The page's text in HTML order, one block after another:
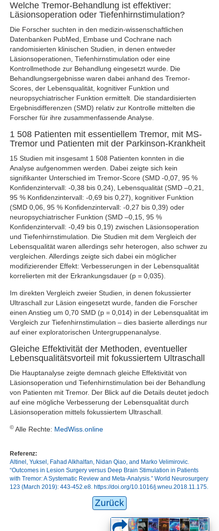
Welche Tremor-Behandlung ist effektiver:
Läsionsoperation oder Tiefenhirnstimulation?
Die Forscher suchten in den medizin-wissenschaftlichen
Datenbanken PubMed, Embase und Cochrane nach
randomisierten klinischen Studien, in denen entweder
Läsionsoperationen, Tiefenhirnstimulation oder eine
Kontrollmethode zur Behandlung eingesetzt wurde. Die
Behandlungsergebnisse waren dabei anhand des Tremor-
Scores, der Lebensqualität, kognitiver Funktion und
neuropsychiatrischer Funktion ermittelt. Die standardisierten
Ergebnisdifferenzen (SMD) relativ zur Kontrolle mittelten die
Forscher für ihre zusammenfassende Analyse.
1 508 Patienten mit essentiellem Tremor, mit MS-
Tremor und Patienten mit der Parkinson-Krankheit
15 Studien mit insgesamt 1 508 Patienten konnten in die
Analyse aufgenommen werden. Dabei zeigte sich kein
signifikanter Unterschied im Tremor-Score (SMD -0,07, 95 %
Konfidenzintervall: -0,38 bis 0,24), Lebensqualität (SMD –0,21,
95 % Konfidenzintervall: -0,69 bis 0,27), kognitiver Funktion
(SMD 0,06, 95 % Konfidenzintervall: -0,27 bis 0,39) oder
neuropsychiatrischer Funktion (SMD –0,15, 95 %
Konfidenzintervall: -0,49 bis 0,19) zwischen Läsionsoperation
und Tiefenhirnstimulation. Die Studien mit dem Vergleich der
Lebensqualität waren allerdings sehr heterogen, also schwer zu
vergleichen. Allerdings zeigte sich dabei ein möglicher
modifizierender Effekt: Verbesserungen in der Lebensqualität
korrelierten mit der Erkrankungsdauer (p = 0,035).
Im direkten Vergleich zweier Studien, in denen fokussierter
Ultraschall zur Läsion eingesetzt wurde, fanden die Forscher
einen Anstieg um 0,70 SMD (p = 0,014) in der Lebensqualität im
Vergleich zur Tiefenhirnstimulation – dies basierte allerdings nur
auf einer exploratorischen Untergruppenanalyse.
Gleiche Effektivität der Methoden, eventueller
Lebensqualitätsvorteil mit fokussiertem Ultraschall
Die Hauptanalyse zeigte demnach gleiche Effektivität von
Läsionsoperation und Tiefenhirnstimulation bei der Behandlung
von Patienten mit Tremor. Der Blick auf die Details deutet jedoch
auf eine mögliche Verbesserung der Lebensqualität durch
Läsionsoperation mittels fokussiertem Ultraschall.
© Alle Rechte: MedWiss.online
Referenz:
Altinel, Yuksel, Fahad Alkhalfan, Nidan Qiao, and Marko Velimirovic.
“Outcomes in Lesion Surgery versus Deep Brain Stimulation in Patients
with Tremor: A Systematic Review and Meta-Analysis.” World Neurosurgery
123 (March 2019): 443-452.e8. https://doi.org/10.1016/j.wneu.2018.11.175.
Zurück